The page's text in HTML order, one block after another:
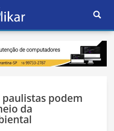
Ativar
podem
da